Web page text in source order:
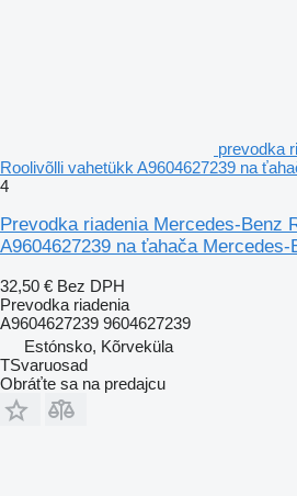
prevodka
Roolivõlli vahetükk A9604627239 na
4
Prevodka riadenia Mercedes-Benz
A9604627239 na ťahača Mercedes-
32,50 € Bez DPH
Prevodka riadenia
A9604627239 9604627239
Estónsko, Kõrveküla
TSvaruosad
Obráťte sa na predajcu